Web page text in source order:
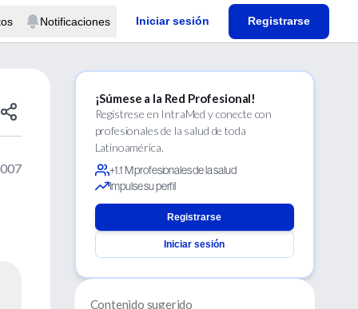
Notificaciones Iniciar sesión Registrarse
¡Súmese a la Red Profesional!
Regístrese en IntraMed y conecte con
profesionales de la salud de toda
Latinoamérica.
+1.1 M profesionales de la salud
Impulse su perfil
Registrarse
Iniciar sesión
Contenido sugerido